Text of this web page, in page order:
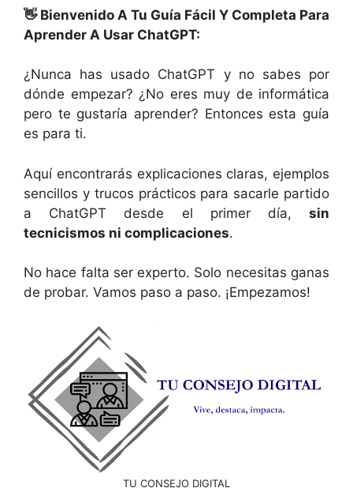
👋 Bienvenido A Tu Guía Fácil Y Completa Para
Aprender A Usar ChatGPT:
¿Nunca has usado ChatGPT y no sabes por
dónde empezar? ¿No eres muy de informática
pero te gustaría aprender? Entonces esta guía
es para ti.
Aquí encontrarás explicaciones claras, ejemplos
sencillos y trucos prácticos para sacarle partido
a ChatGPT desde el primer día, sin
tecnicismos ni complicaciones.
No hace falta ser experto. Solo necesitas ganas
de probar. Vamos paso a paso. ¡Empezamos!
TU CONSEJO DIGITAL